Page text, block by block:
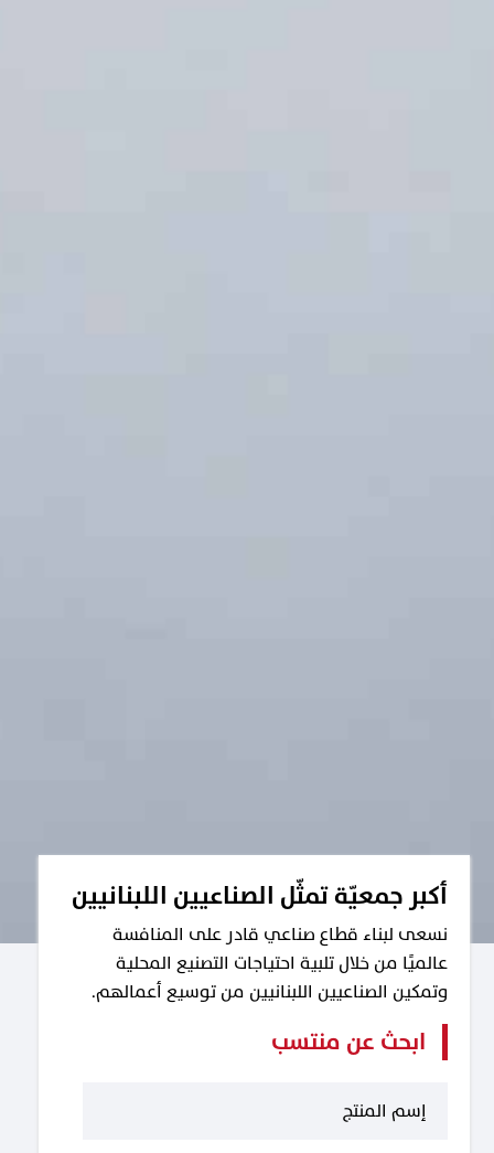
أكبر جمعيّة تمثّل الصناعيين اللبنانيين
نسعى لبناء قطاع صناعي قادر على المنافسة
عالميًا من خلال تلبية احتياجات التصنيع المحلية
وتمكين الصناعيين اللبنانيين من توسيع أعمالهم.
ابحث عن منتسب